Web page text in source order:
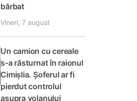
bărbat
Vineri, 7 august
Un camion cu cereale
s-a răsturnat în raionul
Cimișlia. Șoferul ar fi
pierdut controlul
asupra volanului